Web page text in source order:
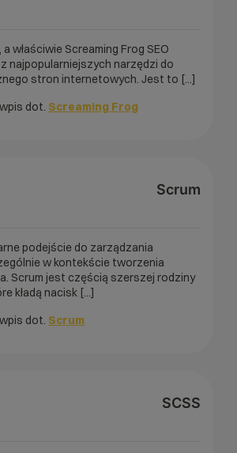
właściwie Screaming Frog SEO
najpopularniejszych narzędzi do
stron internetowych. Jest to [...]
dot. Screaming Frog
Scrum
podejście do zarządzania
w kontekście tworzenia
Scrum jest częścią szerszej rodziny
kładą nacisk [...]
dot. Scrum
SCSS